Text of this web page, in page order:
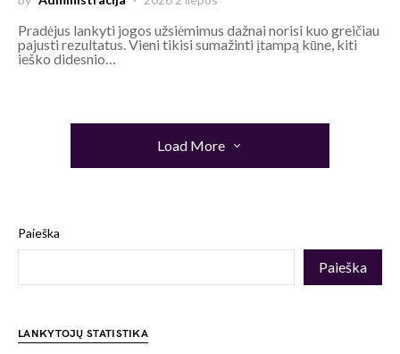
Pradėjus lankyti jogos užsiėmimus dažnai norisi kuo greičiau
pajusti rezultatus. Vieni tikisi sumažinti įtampą kūne, kiti
ieško didesnio…
Load More
Paieška
Paieška
LANKYTOJŲ STATISTIKA